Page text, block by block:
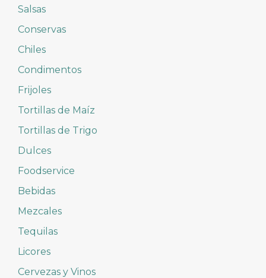
Salsas
Conservas
Chiles
Condimentos
Frijoles
Tortillas de Maíz
Tortillas de Trigo
Dulces
Foodservice
Bebidas
Mezcales
Tequilas
Licores
Cervezas y Vinos